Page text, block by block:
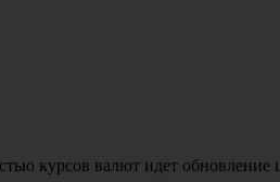
курсов валют идет